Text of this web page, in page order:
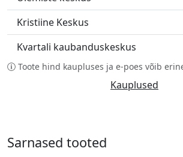
Kristiine Keskus
Kvartali kaubanduskeskus
Toote hind kaupluses ja e-poes võib
Kauplused
Sarnased tooted